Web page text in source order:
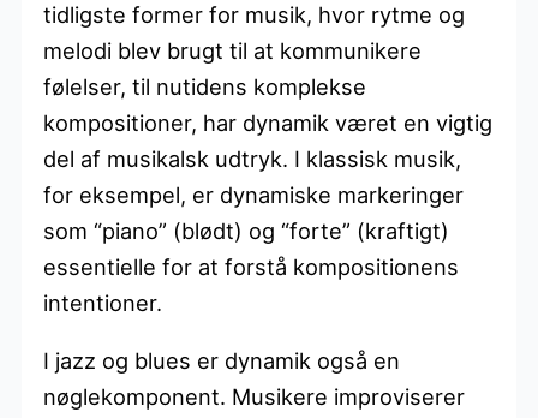
tidligste former for musik, hvor rytme og
melodi blev brugt til at kommunikere
følelser, til nutidens komplekse
kompositioner, har dynamik været en vigtig
del af musikalsk udtryk. I klassisk musik,
for eksempel, er dynamiske markeringer
som “piano” (blødt) og “forte” (kraftigt)
essentielle for at forstå kompositionens
intentioner.
I jazz og blues er dynamik også en
nøglekomponent. Musikere improviserer